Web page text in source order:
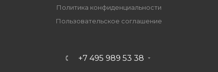
Политика конфиденциальности
Пользовательское соглашение
+7 495 989 53 38